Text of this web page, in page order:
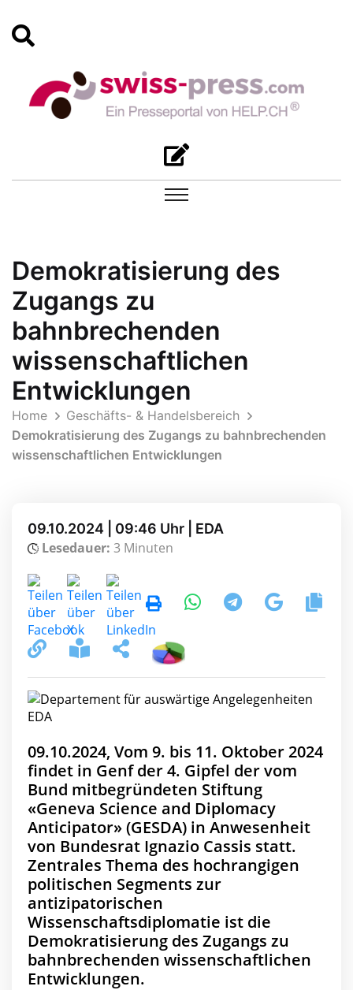
Demokratisierung des
Zugangs zu
bahnbrechenden
wissenschaftlichen
Entwicklungen
Home
Geschäfts- & Handelsbereich
Demokratisierung des Zugangs zu bahnbrechenden
wissenschaftlichen Entwicklungen
09.10.2024 | 09:46 Uhr | EDA
Lesedauer: 3 Minuten
09.10.2024, Vom 9. bis 11. Oktober 2024
findet in Genf der 4. Gipfel der vom
Bund mitbegründeten Stiftung
«Geneva Science and Diplomacy
Anticipator» (GESDA) in Anwesenheit
von Bundesrat Ignazio Cassis statt.
Zentrales Thema des hochrangigen
politischen Segments zur
antizipatorischen
Wissenschaftsdiplomatie ist die
Demokratisierung des Zugangs zu
bahnbrechenden wissenschaftlichen
Entwicklungen.